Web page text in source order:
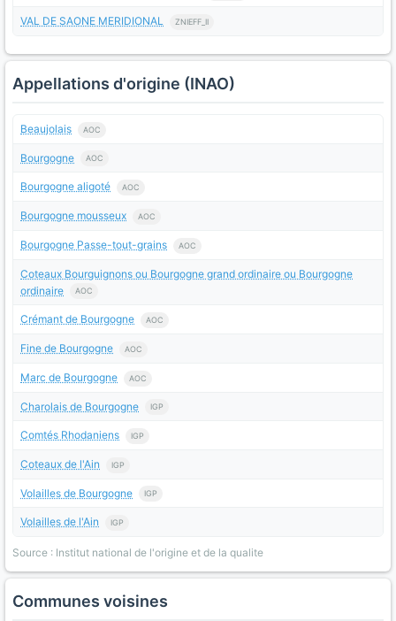
VAL DE SAONE MERIDIONAL ZNIEFF_II
Appellations d'origine (INAO)
Beaujolais AOC
Bourgogne AOC
Bourgogne aligoté AOC
Bourgogne mousseux AOC
Bourgogne Passe-tout-grains AOC
Coteaux Bourguignons ou Bourgogne grand ordinaire ou Bourgogne
ordinaire
AOC
Crémant de Bourgogne AOC
Fine de Bourgogne AOC
Marc de Bourgogne AOC
Charolais de Bourgogne IGP
Comtés Rhodaniens IGP
Coteaux de l'Ain IGP
Volailles de Bourgogne IGP
Volailles de l'Ain IGP
Source : Institut national de l'origine et de la qualite
Communes voisines